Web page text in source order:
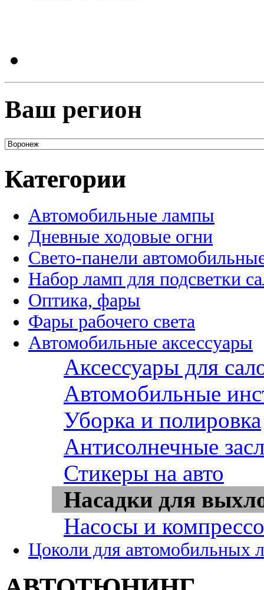
Ваш регион
Категории
Автомобильные лампы
Дневные ходовые огни
Свето-панели
Набор ламп для подсветки
Оптика, фары
Фары рабочего света
Автомобильные аксессуары
Аксессуары для
Автомобильные
Уборка и полировка
Антисолнечные
Стикеры на авто
Насадки для
Насосы и
Цоколи для автомобильных